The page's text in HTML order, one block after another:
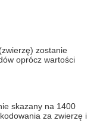
zostanie
oprócz wartości
skazany na 1400
za zwierzę i